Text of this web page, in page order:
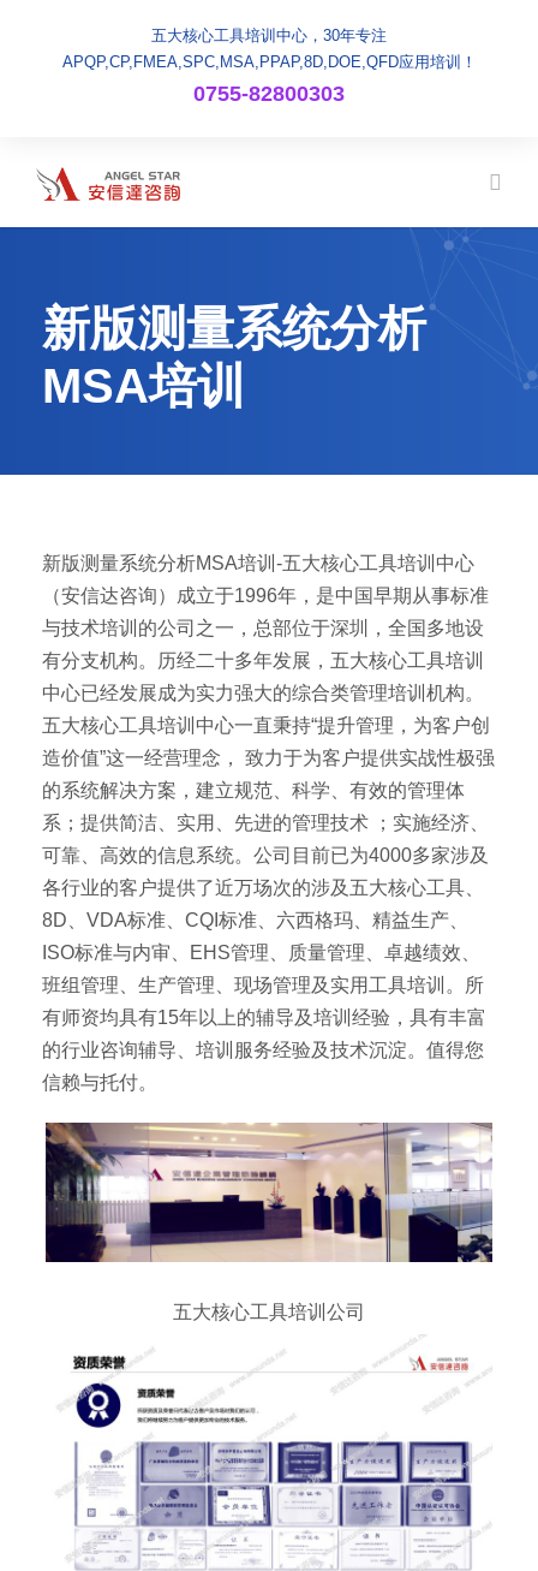
五大核心工具培训中心，30年专注
APQP,CP,FMEA,SPC,MSA,PPAP,8D,DOE,QFD应用培训！
0755-82800303
新版测量系统分析
MSA培训
新版测量系统分析MSA培训-五大核心工具培训中心
（安信达咨询）成立于1996年，是中国早期从事标准
与技术培训的公司之一，总部位于深圳，全国多地设
有分支机构。历经二十多年发展，五大核心工具培训
中心已经发展成为实力强大的综合类管理培训机构。
五大核心工具培训中心一直秉持“提升管理，为客户创
造价值”这一经营理念， 致力于为客户提供实战性极强
的系统解决方案，建立规范、科学、有效的管理体
系；提供简洁、实用、先进的管理技术 ；实施经济、
可靠、高效的信息系统。公司目前已为4000多家涉及
各行业的客户提供了近万场次的涉及五大核心工具、
8D、VDA标准、CQI标准、六西格玛、精益生产、
ISO标准与内审、EHS管理、质量管理、卓越绩效、
班组管理、生产管理、现场管理及实用工具培训。所
有师资均具有15年以上的辅导及培训经验，具有丰富
的行业咨询辅导、培训服务经验及技术沉淀。值得您
信赖与托付。
五大核心工具培训公司